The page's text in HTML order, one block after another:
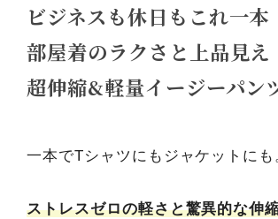
ビジネスも休日もこれ一本
部屋着のラクさと上品見え
超伸縮&軽量イージーパン
一本でTシャツにもジャケットにも
ストレスゼロの軽さと驚異的な伸